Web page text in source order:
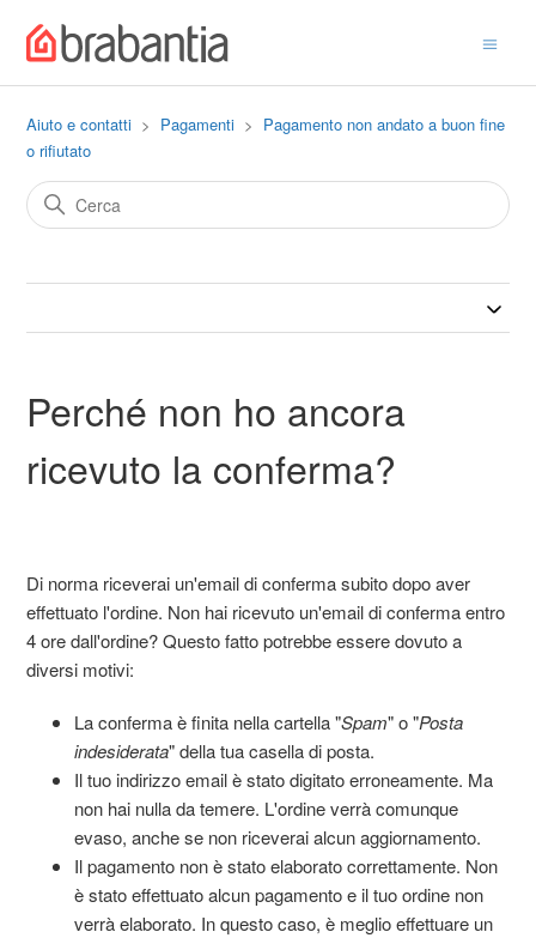
Aiuto e contatti Pagamenti
Pagamento non andato a buon fine
o rifiutato
Perché non ho ancora
ricevuto la conferma?
Di norma riceverai un'email di conferma subito dopo aver
effettuato l'ordine. Non hai ricevuto un'email di conferma entro
4 ore dall'ordine? Questo fatto potrebbe essere dovuto a
diversi motivi:
La conferma è finita nella cartella "Spam" o "Posta
indesiderata" della tua casella di posta.
Il tuo indirizzo email è stato digitato erroneamente. Ma
non hai nulla da temere. L'ordine verrà comunque
evaso, anche se non riceverai alcun aggiornamento.
Il pagamento non è stato elaborato correttamente. Non
è stato effettuato alcun pagamento e il tuo ordine non
verrà elaborato. In questo caso, è meglio effettuare un